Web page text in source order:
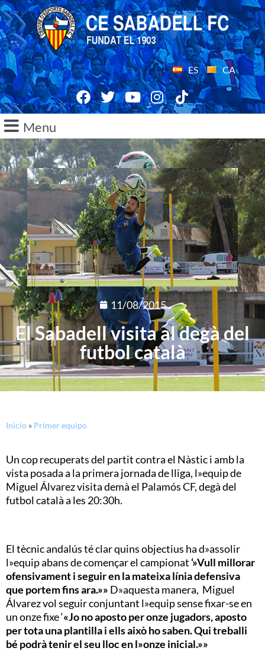
ES CA
Menu
11/08/2015
El Sabadell visita al degà del
futbol català
Inicio » Primer equipo
Un cop recuperats del partit contra el Nàstic i amb la
vista posada a la primera jornada de lliga, l»equip de
Miguel Álvarez visita demà el Palamós CF, degà del
futbol català a les 20:30h.
El tècnic andalús té clar quins objectius ha d»assolir
l»equip abans de començar el campionat ‘»Vull millorar
ofensivament i seguir en la mateixa línia defensiva
que portem fins ara.»» D»aquesta manera, Miguel
Álvarez vol seguir conjuntant l»equip sense fixar-se en
un onze fixe ‘«Jo no aposto per onze jugadors, aposto
per tota una plantilla i ells això ho saben. Qui treballi
bé podrà tenir el seu lloc en l»onze inicial.»»